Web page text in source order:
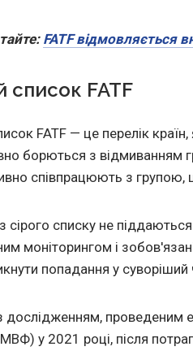
FATF відмовляється
список FATF
FATF — це перелік
борються з відмиванням
співпрацюють з групою,
сірого списку не
моніторингом і
попадання у суворіший
дослідженням, проведеним
у 2021 році, після